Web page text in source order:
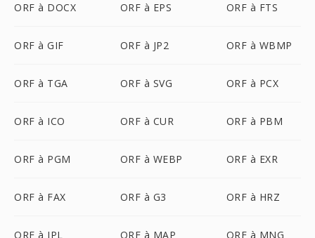
ORF à DOCX ORF à EPS ORF à FTS
ORF à GIF ORF à JP2 ORF à WBMP
ORF à TGA ORF à SVG ORF à PCX
ORF à ICO ORF à CUR ORF à PBM
ORF à PGM ORF à WEBP ORF à EXR
ORF à FAX ORF à G3 ORF à HRZ
ORF à IPL ORF à MAP ORF à MNG